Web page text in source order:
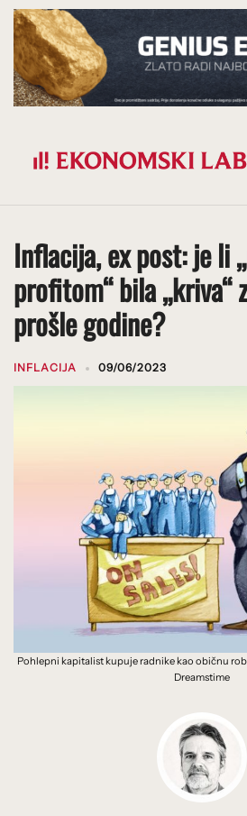
Prijeđi
na
sadržaj
Inflacija, ex post: je li
profitom“ bila „kriva“
prošle godine?
INFLACIJA 09/06/2023
Pohlepni kapitalist kupuje radnike kao običnu
Dreamstime